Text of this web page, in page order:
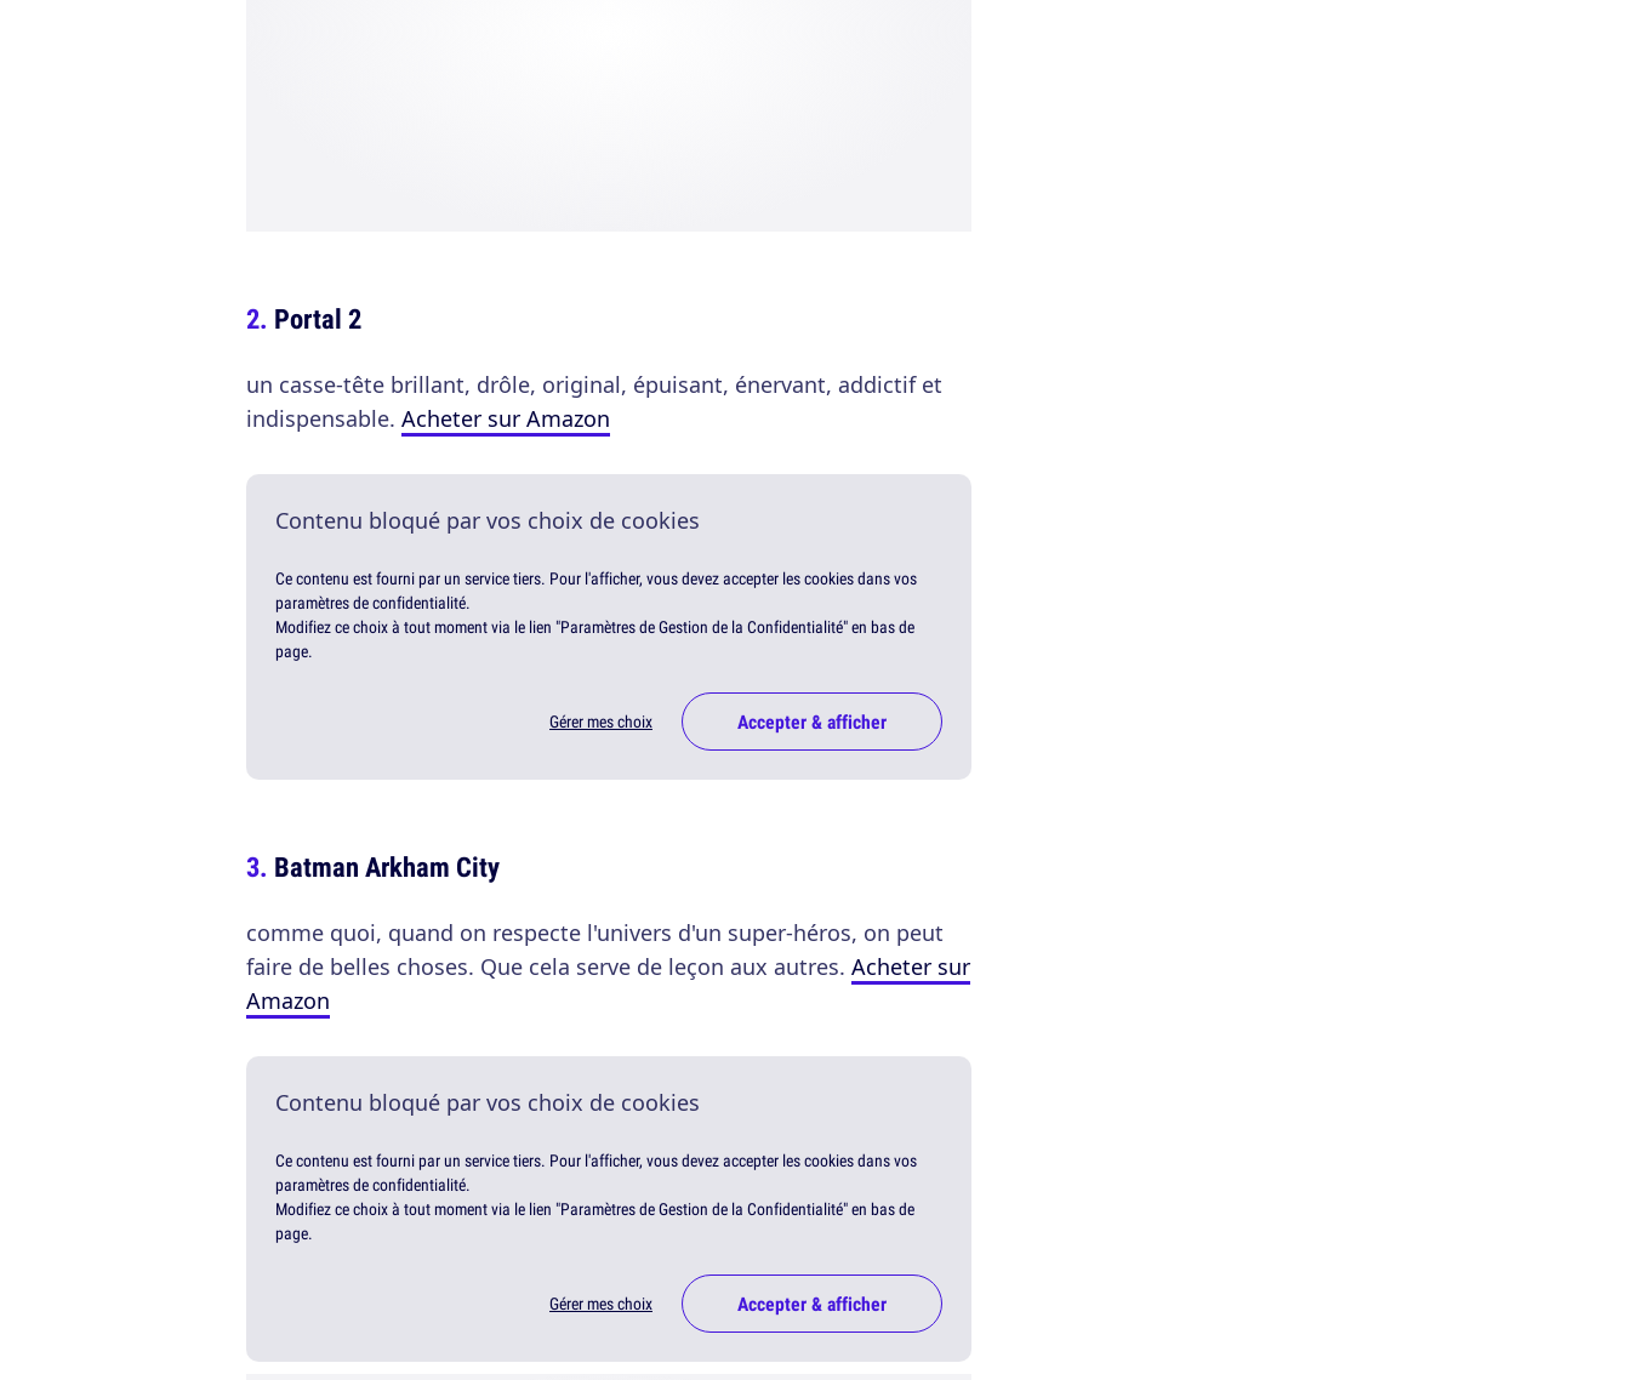
Portal 2
un casse-tête brillant, drôle, original, épuisant, énervant, addictif et
indispensable. Acheter sur Amazon
Contenu bloqué par vos choix de cookies
Ce contenu est fourni par un service tiers. Pour l'afficher, vous devez accepter les cookies dans vos
paramètres de confidentialité.
Modifiez ce choix à tout moment via le lien "Paramètres de Gestion de la Confidentialité" en bas de
page.
Gérer mes choix Accepter & afficher
Batman Arkham City
comme quoi, quand on respecte l'univers d'un super-héros, on peut
faire de belles choses. Que cela serve de leçon aux autres. Acheter sur
Amazon
Contenu bloqué par vos choix de cookies
Ce contenu est fourni par un service tiers. Pour l'afficher, vous devez accepter les cookies dans vos
paramètres de confidentialité.
Modifiez ce choix à tout moment via le lien "Paramètres de Gestion de la Confidentialité" en bas de
page.
Gérer mes choix Accepter & afficher